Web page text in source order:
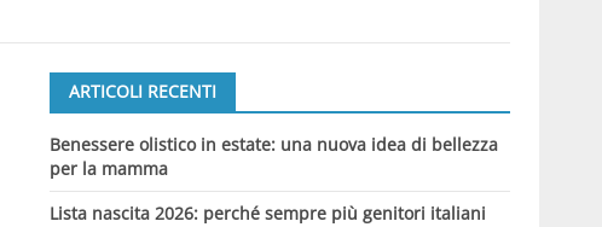
ARTICOLI RECENTI
Benessere olistico in estate: una nuova idea di bellezza
per la mamma
Lista nascita 2026: perché sempre più genitori italiani